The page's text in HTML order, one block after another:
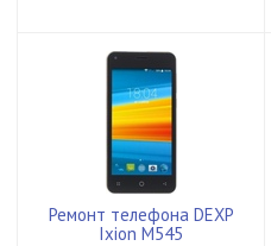
Ремонт телефона DEXP
Ixion M545